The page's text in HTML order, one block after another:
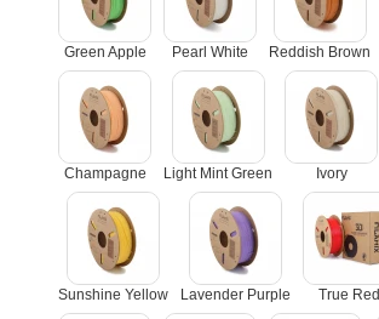
Green Apple Pearl White Reddish Brown
Champagne Light Mint Green Ivory
Sunshine Yellow Lavender Purple True Red